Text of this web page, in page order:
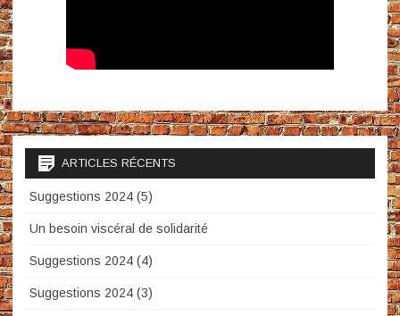
ARTICLES RÉCENTS
Suggestions 2024 (5)
Un besoin viscéral de solidarité
Suggestions 2024 (4)
Suggestions 2024 (3)